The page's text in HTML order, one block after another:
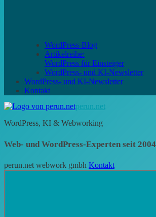
WordPress-Blog
Artikelreihe:
WordPress für Einsteiger
WordPress- und KI-Newsletter
WordPress- und KI-Newsletter
Kontakt
perun.net
WordPress, KI & Webworking
Web- und WordPress-Experten seit 2004
perun.net webwork gmbh Kontakt